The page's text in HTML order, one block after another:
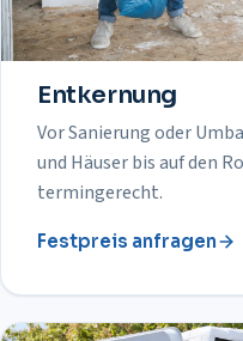
Entkernung
Vor Sanierung oder
und Häuser bis auf den
termingerecht.
Festpreis anfragen